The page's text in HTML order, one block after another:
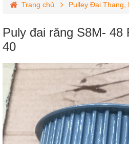
Trang chủ Pulley Đai Thang,
Puly đai răng S8M- 48 Răng, bản
Puly đai răng S8M- 48
40